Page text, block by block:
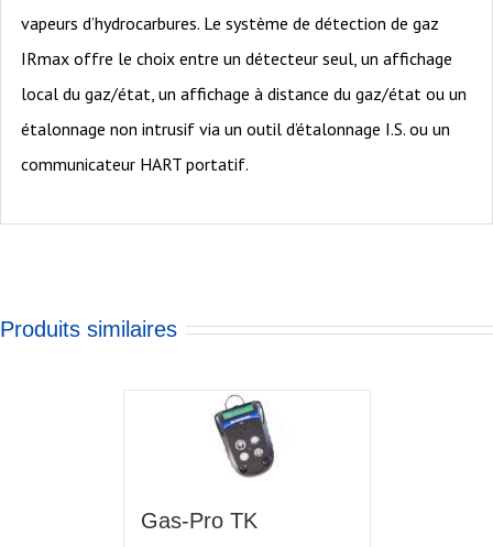
vapeurs d’hydrocarbures. Le système de détection de gaz
IRmax offre le choix entre un détecteur seul, un affichage
local du gaz/état, un affichage à distance du gaz/état ou un
étalonnage non intrusif via un outil d’étalonnage I.S. ou un
communicateur HART portatif.
Produits similaires
Gas-Pro TK